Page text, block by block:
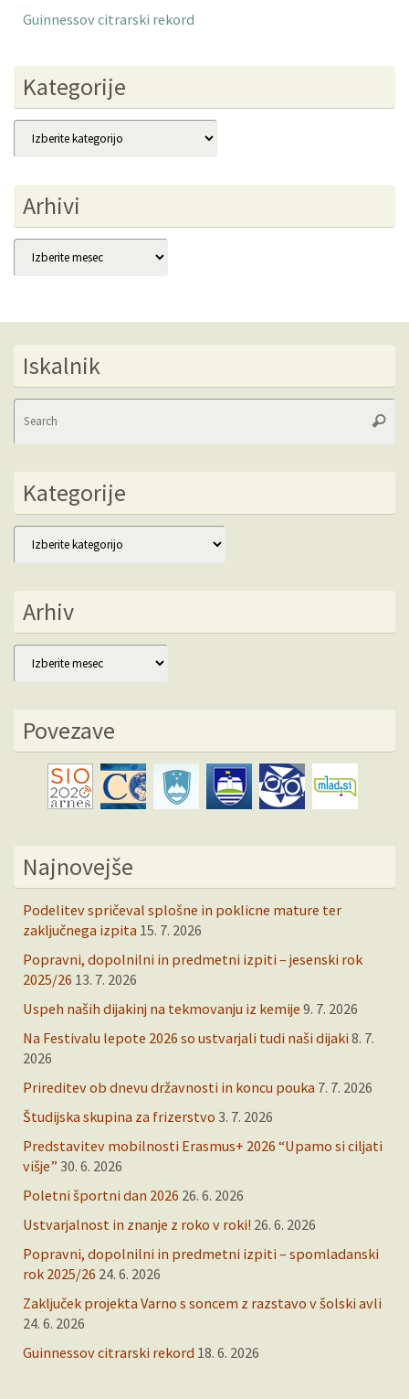
Guinnessov citrarski rekord
Kategorije
Kategorije
Arhivi
Arhivi
Iskalnik
Kategorije
Kategorije
Arhiv
Arhiv
Povezave
Najnovejše
Podelitev spričeval splošne in poklicne mature ter
zaključnega izpita 15. 7. 2026
Popravni, dopolnilni in predmetni izpiti – jesenski rok
2025/26 13. 7. 2026
Uspeh naših dijakinj na tekmovanju iz kemije 9. 7. 2026
Na Festivalu lepote 2026 so ustvarjali tudi naši dijaki 8. 7.
2026
Prireditev ob dnevu državnosti in koncu pouka 7. 7. 2026
Študijska skupina za frizerstvo 3. 7. 2026
Predstavitev mobilnosti Erasmus+ 2026 “Upamo si ciljati
višje” 30. 6. 2026
Poletni športni dan 2026 26. 6. 2026
Ustvarjalnost in znanje z roko v roki! 26. 6. 2026
Popravni, dopolnilni in predmetni izpiti – spomladanski
rok 2025/26 24. 6. 2026
Zaključek projekta Varno s soncem z razstavo v šolski avli
24. 6. 2026
Guinnessov citrarski rekord 18. 6. 2026